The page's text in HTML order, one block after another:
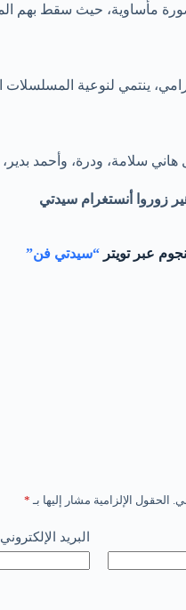
مأساوية، حيث سقط بهم
عن قصة للكاتب الراحل نجيب محفوظ وفيلم بنفس العنوان، وأعاد صياغتها الكاتب
سلامة، ودرة، وأحمد بدير،
زوروا أنستغرام سيدتي
عبر تويتر “سيدتي فن”
الحقول الإلزامية مشار إليها بـ *
البريد الإلكتروني